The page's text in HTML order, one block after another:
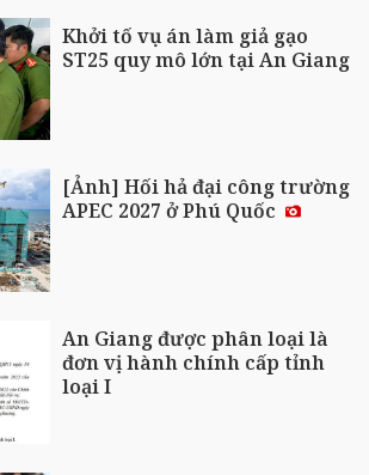
Khởi tố vụ án làm giả gạo
ST25 quy mô lớn tại An Giang
[Ảnh] Hối hả đại công trường
APEC 2027 ở Phú Quốc
An Giang được phân loại là
đơn vị hành chính cấp tỉnh
loại I